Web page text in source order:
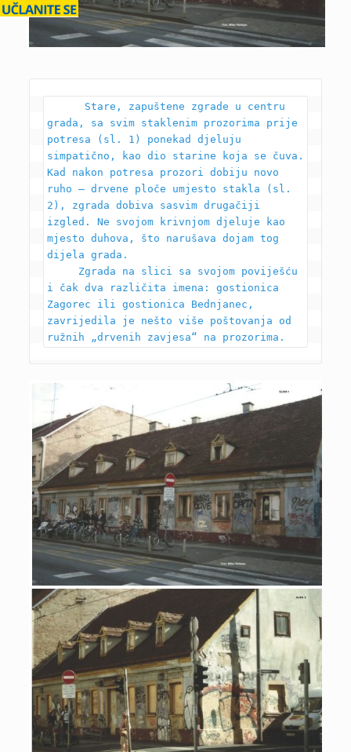
grada, sa svim staklenim prozorima prije
potresa (sl. 1) ponekad djeluju
simpatično, kao dio starine koja se čuva.
Kad nakon potresa prozori dobiju novo
ruho – drvene ploče umjesto stakla (sl.
2), zgrada dobiva sasvim drugačiji
izgled. Ne svojom krivnjom djeluje kao
mjesto duhova, što narušava dojam tog
dijela grada.
i čak dva različita imena: gostionica
Zagorec ili gostionica Bednjanec,
zavrijedila je nešto više poštovanja od